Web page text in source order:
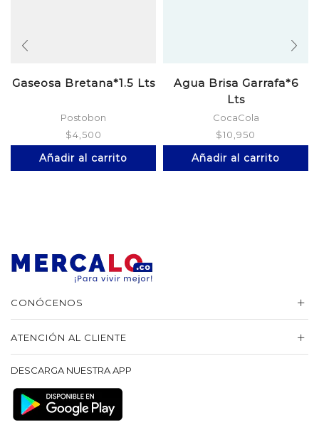
Gaseosa Bretana*1.5 Lts
Postobon
$4,500
Añadir al carrito
Agua Brisa Garrafa*6
Lts
CocaCola
$10,950
Añadir al carrito
CONÓCENOS
ATENCIÓN AL CLIENTE
DESCARGA NUESTRA APP